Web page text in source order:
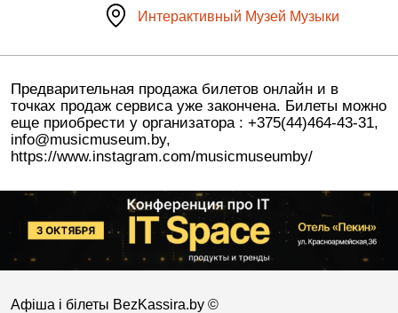
Интерактивный Музей Музыки
Предварительная продажа билетов онлайн и в
точках продаж сервиса уже закончена. Билеты можно
еще приобрести у организатора : +375(44)464-43-31,
info@musicmuseum.by,
https://www.instagram.com/musicmuseumby/
Афіша і білеты BezKassira.by ©